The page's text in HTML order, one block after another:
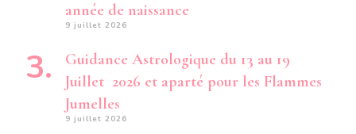
année de naissance
9 juillet 2026
Guidance Astrologique du 13 au 19
Juillet 2026 et aparté pour les Flammes
Jumelles
9 juillet 2026